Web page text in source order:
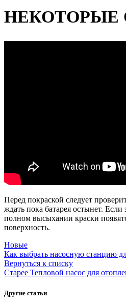
НЕКОТОРЫЕ
Перед покраской следует
ждать пока батарея остынет. Если
полном высыхании краски
поверхность.
Новые
Как выбрать насосную станцию
Вернуться к списку
Старее Тепловой насос для
Другие статьи